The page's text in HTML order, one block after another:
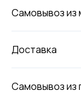
Самовывоз из
Доставка
Самовывоз из